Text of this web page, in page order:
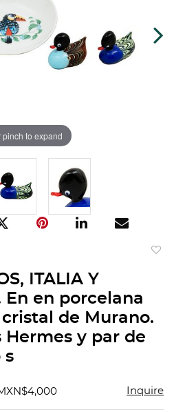
pinch to expand
ITALIA Y
En en porcelana
de Murano.
Hermes y par de
s
Inquire